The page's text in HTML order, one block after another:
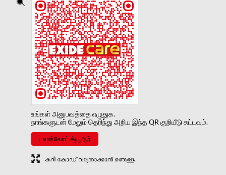
உங்கள் அனுபவத்தை எழுதுக.
நாங்களுடன் மேலும் தெரிந்து அறிய இந்த QR குறியீடு சுட்டவும்.
டவுன்லோட் க்யூஆர்
കുറി കോഡ് വലുതാക്കാൻ ഞെക്കൂ.